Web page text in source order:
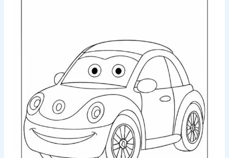
Chính Sách Bảo Mật
Chính Sách Đổi Trả
Chính Sách Vận Chuyển Và Đổi Trả
Điều Khoản & Chính Sách
Ảnh gái
Ảnh anime
Tìm
kiếm: